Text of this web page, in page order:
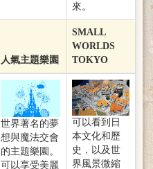
來。
人氣主題樂園
SMALL
WORLDS
TOKYO
世界著名的夢
想與魔法交會
的主題樂園。
可以享受美麗
可以看到日
本文化和歷
史，以及世
界風景微縮